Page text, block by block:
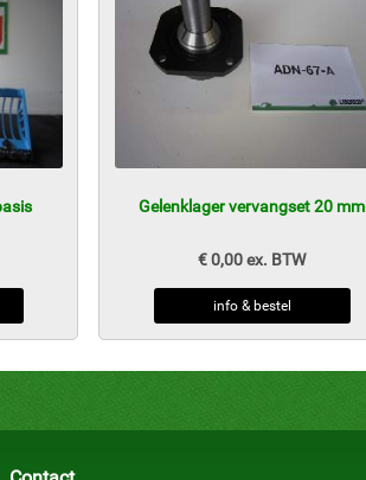
Gelenklager vervangset 20 mm
€ 0,00 ex. BTW
info & bestel